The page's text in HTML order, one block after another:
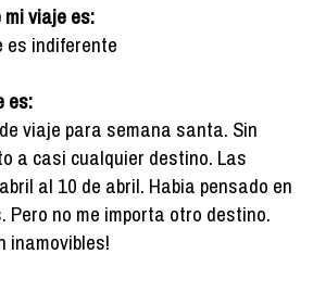
viaje es:
es indiferente
es:
viaje para semana santa. Sin
a casi cualquier destino. Las
al 10 de abril. Habia pensado en
Pero no me importa otro destino.
inamovibles!